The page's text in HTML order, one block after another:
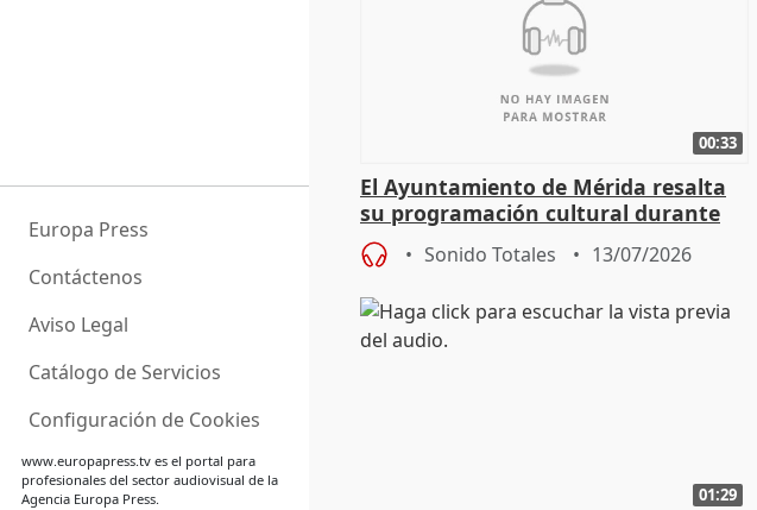
Europa Press
Contáctenos
Aviso Legal
Catálogo de Servicios
Configuración de Cookies
www.europapress.tves el portal para
profesionales del sector audiovisual de la
Agencia Europa Press.
00:33
El Ayuntamiento de Mérida resalta
su programación cultural durante
todo el año
Sonido Totales 13/07/2026
01:29